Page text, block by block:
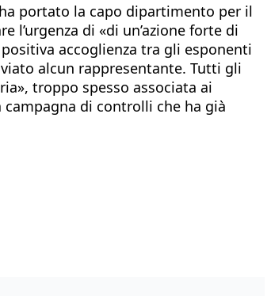
portato la capo dipartimento per il
l’urgenza di «di un’azione forte di
accoglienza tra gli esponenti
alcun rappresentante. Tutti gli
troppo spesso associata ai
di controlli che ha già